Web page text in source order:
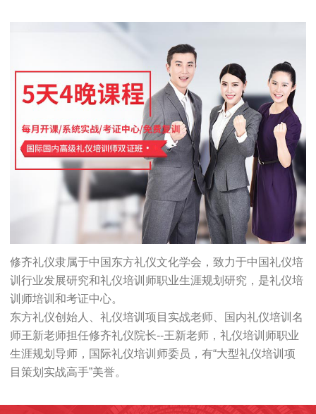
修齐礼仪隶属于中国东方礼仪文化学会，致力于中国礼仪培
训行业发展研究和礼仪培训师职业生涯规划研究，是礼仪培
训师培训和考证中心。
东方礼仪创始人、礼仪培训项目实战老师、国内礼仪培训名
师王新老师担任修齐礼仪院长--王新老师，礼仪培训师职业
生涯规划导师，国际礼仪培训师委员，有“大型礼仪培训项
目策划实战高手”美誉。